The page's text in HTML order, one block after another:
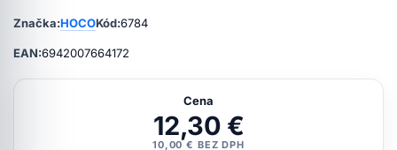
Značka:HOCOKód:6784
EAN:6942007664172
Cena
12,30 €
10,00 € BEZ DPH